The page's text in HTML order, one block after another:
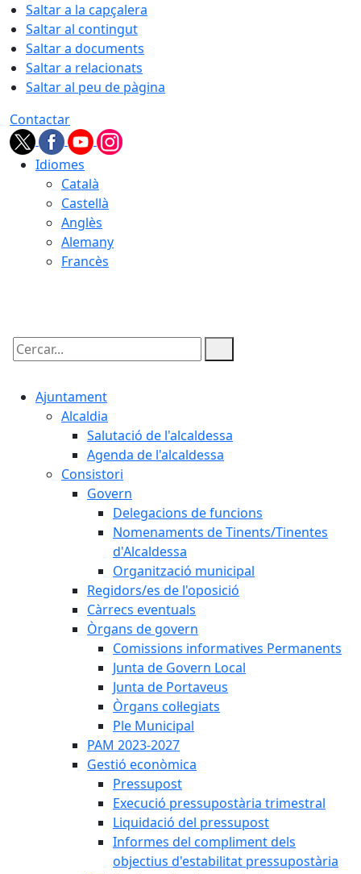
Saltar a la capçalera
Saltar al contingut
Saltar a documents
Saltar a relacionats
Saltar al peu de pàgina
Contactar
Idiomes
Català
Castellà
Anglès
Alemany
Francès
Cercar:
Ajuntament
Alcaldia
Salutació de l'alcaldessa
Agenda de l'alcaldessa
Consistori
Govern
Delegacions de funcions
Nomenaments de Tinents/Tinentes
d'Alcaldessa
Organització municipal
Regidors/es de l'oposició
Càrrecs eventuals
Òrgans de govern
Comissions informatives Permanents
Junta de Govern Local
Junta de Portaveus
Òrgans col·legiats
Ple Municipal
PAM 2023-2027
Gestió econòmica
Pressupost
Execució pressupostària trimestral
Liquidació del pressupost
Informes del compliment dels
objectius d'estabilitat pressupostària